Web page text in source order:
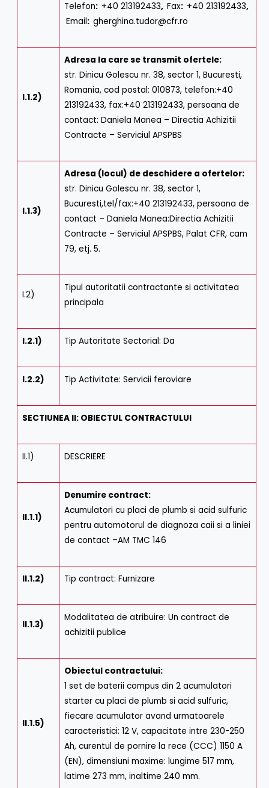
Telefon: +40 213192433,Fax: +40 213192433,
Email:gherghina.tudor@cfr.ro
I.1.2)
Adresa la care se transmit ofertele:
str. Dinicu Golescu nr. 38, sector 1, Bucuresti,
Romania, cod postal: 010873, telefon:+40
213192433, fax:+40 213192433, persoana de
contact: Daniela Manea – Directia Achizitii
Contracte – Serviciul APSPBS
I.1.3)
Adresa (locul) de deschidere a ofertelor:
str. Dinicu Golescu nr. 38, sector 1,
Bucuresti,tel/fax:+40 213192433, persoana de
contact – Daniela Manea:Directia Achizitii
Contracte – Serviciul APSPBS, Palat CFR, cam
79, etj. 5.
I.2)
Tipul autoritatii contractante si activitatea
principala
I.2.1) Tip Autoritate Sectorial: Da
I.2.2) Tip Activitate: Servicii feroviare
SECTIUNEA II: OBIECTUL CONTRACTULUI
II.1) DESCRIERE
II.1.1)
Denumire contract:
Acumulatori cu placi de plumb si acid sulfuric
pentru automotorul de diagnoza caii si a liniei
de contact –AM TMC 146
II.1.2) Tip contract: Furnizare
II.1.3)
Modalitatea de atribuire: Un contract de
achizitii publice
II.1.5)
Obiectul contractului:
1 set de baterii compus din 2 acumulatori
starter cu placi de plumb si acid sulfuric,
fiecare acumulator avand urmatoarele
caracteristici: 12 V, capacitate intre 230-250
Ah, curentul de pornire la rece (CCC) 1150 A
(EN), dimensiuni maxime: lungime 517 mm,
latime 273 mm, inaltime 240 mm.